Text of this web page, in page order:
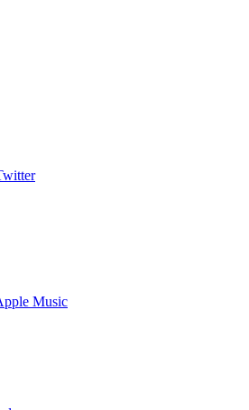
Music